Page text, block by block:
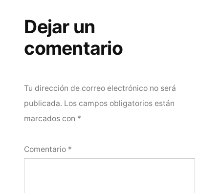
Dejar un
comentario
Tu dirección de correo electrónico no será
publicada. Los campos obligatorios están
marcados con *
Comentario *